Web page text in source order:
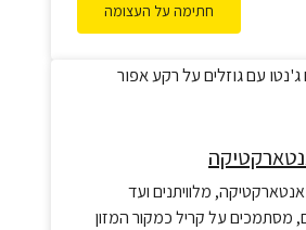
חתימה על העצומה
מלוויתנים ועד
ים, מסתמכים על קריל כמקור המזון